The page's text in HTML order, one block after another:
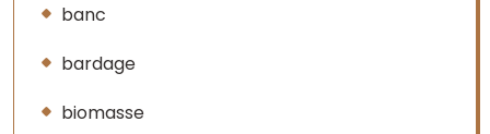
banc
bardage
biomasse